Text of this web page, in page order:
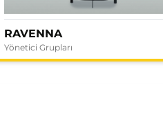
RAVENNA
Yönetici Grupları